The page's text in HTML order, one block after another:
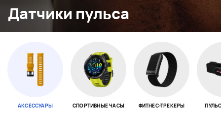
Датчики пульса
АКСЕССУАРЫ СПОРТИВНЫЕ ЧАСЫ ФИТНЕС-ТРЕКЕРЫ